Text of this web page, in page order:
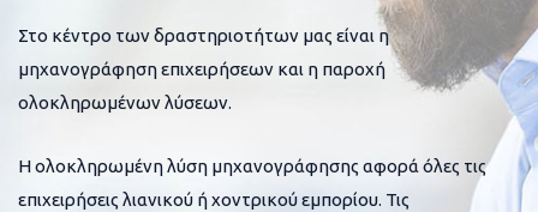
Στο κέντρο των δραστηριοτήτων μας είναι η
μηχανογράφηση επιχειρήσεων και η παροχή
ολοκληρωμένων λύσεων.
Η ολοκληρωμένη λύση μηχανογράφησης αφορά όλες τις
επιχειρήσεις λιανικού ή χοντρικού εμπορίου. Τις